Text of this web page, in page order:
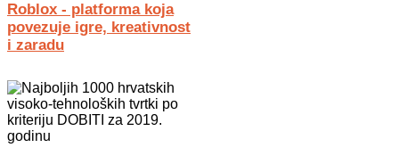
Roblox - platforma koja
povezuje igre, kreativnost
i zaradu